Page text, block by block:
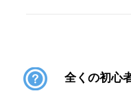
全くの初心